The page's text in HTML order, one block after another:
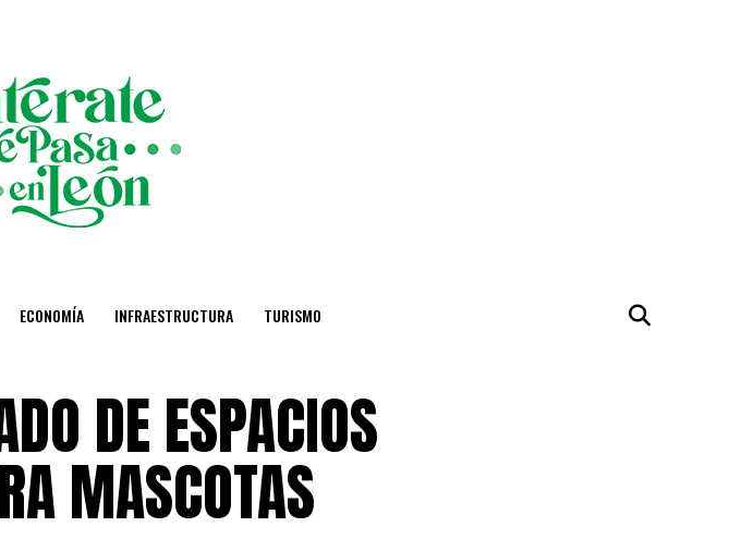
ECONOMÍA INFRAESTRUCTURA TURISMO
DE ESPACIOS
MASCOTAS